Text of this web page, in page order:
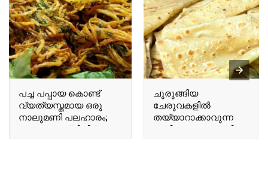
പച്ച പപ്പായ കൊണ്ട്
വ്യത്യസ്തമായ ഒരു
നാലുമണി പലഹാരം;
വെറും പത്ത് മിനിറ്റ്
കൊണ്ട് പപ്പായ ചിപ്സ്
ചുരുങ്ങിയ
ചേരുവകളിൽ
തയ്യാറാക്കാവുന്ന
രുചികരമായ റൊട്ടി;
ബട്ടർ ചപ്പാത്തി കഴിച്ചു